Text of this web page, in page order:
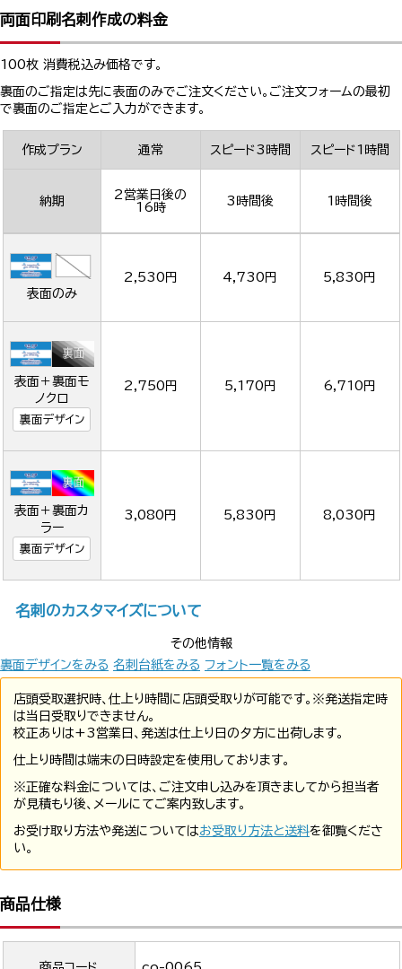
両面印刷名刺作成の料金
100枚 消費税込み価格です。
裏面のご指定は先に表面のみでご注文ください。ご注文フォームの最初
で裏面のご指定とご入力ができます。
作成プラン 通常 スピード3時間 スピード1時間
納期
2営業日後の
16時
3時間後 1時間後
表面のみ
2,530円 4,730円 5,830円
表面＋裏面モ
ノクロ
裏面デザイン
2,750円 5,170円 6,710円
表面＋裏面カ
ラー
裏面デザイン
3,080円 5,830円 8,030円
名刺のカスタマイズについて
その他情報
裏面デザインをみる 名刺台紙をみる フォント一覧をみる
店頭受取選択時、仕上り時間に店頭受取りが可能です。※発送指定時
は当日受取りできません。
校正ありは+3営業日、発送は仕上り日の夕方に出荷します。
仕上り時間は端末の日時設定を使用しております。
※正確な料金については、ご注文申し込みを頂きましてから担当者
が見積もり後、メールにてご案内致します。
お受け取り方法や発送についてはお受取り方法と送料を御覧くださ
い。
商品仕様